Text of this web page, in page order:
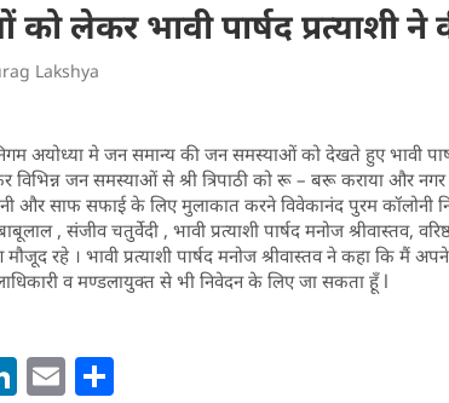
लेकर भावी पार्षद प्रत्याशी
Lakshya
अयोध्या मे जन समान्य की जन समस्याओं को देखते हुए भावी पार्षद
विभिन्न जन समस्याओं से श्री त्रिपाठी को रू – बरू कराया और
और साफ सफाई के लिए मुलाकात करने विवेकानंद पुरम कॉलोनी
, संजीव चतुर्वेदी , भावी प्रत्याशी पार्षद मनोज श्रीवास्तव,
रहे । भावी प्रत्याशी पार्षद मनोज श्रीवास्तव ने कहा कि मैं
व मण्डलायुक्त से भी निवेदन के लिए जा सकता हूँ l
Li E